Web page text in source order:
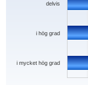
i mycket hög grad
i hög grad
delvis